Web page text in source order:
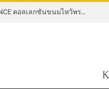
[News] THE ROCKING HORSE OF RESILIENCE คอลเลกชันขนมไหว้พระจันทร์ mooncake ประจำปี 2569 จากBanyan Tree Bangkok 1 สิงหาคม – 25 กันยายน 2569